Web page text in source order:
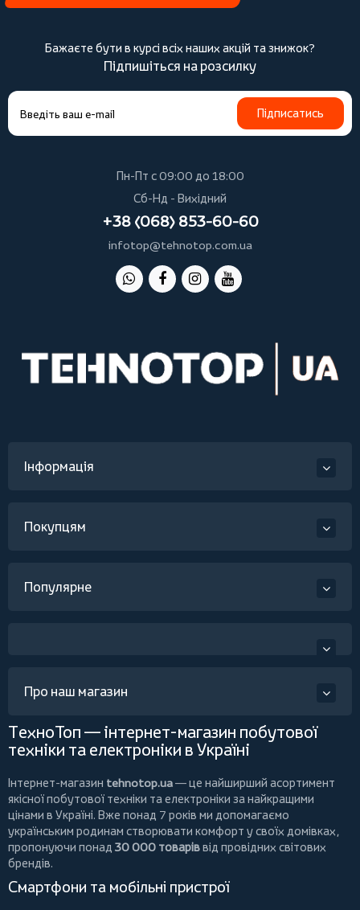
Бажаєте бути в курсі всіх наших акцій та знижок?
Підпишіться на розсилку
Підписатись
Пн-Пт с 09:00 до 18:00
Сб-Нд - Вихідний
+38 (068) 853-60-60
infotop@tehnotop.com.ua
Інформація
Покупцям
Популярне
Про наш магазин
ТехноТоп — інтернет-магазин побутової
техніки та електроніки в Україні
Інтернет-магазин tehnotop.ua— це найширший асортимент
якісної побутової техніки та електроніки за найкращими
цінами в Україні. Вже понад 7 років ми допомагаємо
українським родинам створювати комфорт у своїх домівках,
пропонуючи понад 30 000 товаріввід провідних світових
брендів.
Смартфони та мобільні пристрої